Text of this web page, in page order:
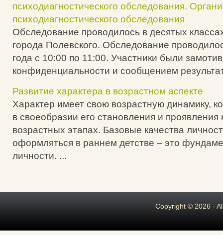
психодиагностического обследования.
психодиагностического обследования
Обследование проводилось в десятых
города Полевского. Обследование
года с 10:00 по 11:00. Участники были
конфиденциальности и сообщением
Развитие характера в возрастном аспекте
Характер имеет свою возрастную динамику,
в своеобразии его становления и
возрастных этапах. Базовые качества
оформляться в раннем детстве – это
личности. ...
Copyright © 2026 -